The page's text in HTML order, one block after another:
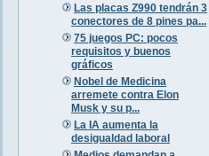
Las placas Z990 tendrán 3
conectores de 8 pines pa...
75 juegos PC: pocos
requisitos y buenos
gráficos
Nobel de Medicina
arremete contra Elon
Musk y su p...
La IA aumenta la
desigualdad laboral